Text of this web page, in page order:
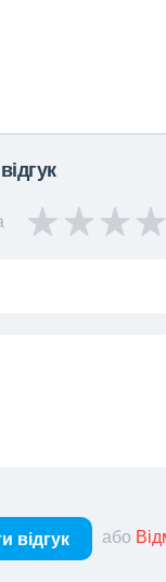
відгук або